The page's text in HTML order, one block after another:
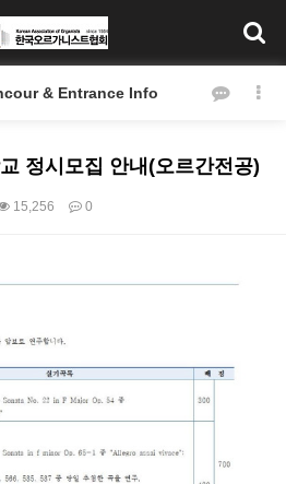
& Entrance Info
정시모집 안내(오르간전공)
15,256 0